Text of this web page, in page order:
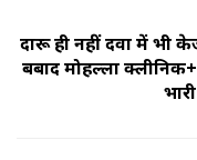
दारू ही नहीं दवा में भी
बर्बाद मोहल्ला